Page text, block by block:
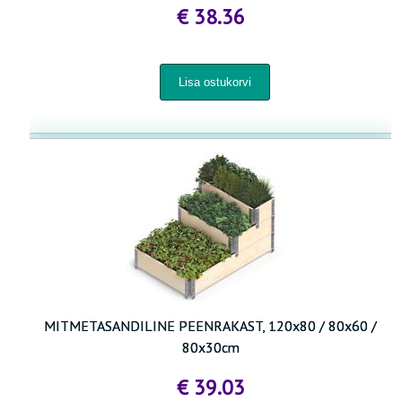
€ 38.36
MITMETASANDILINE PEENRAKAST, 120x80 / 80x60 /
80x30cm
€ 39.03